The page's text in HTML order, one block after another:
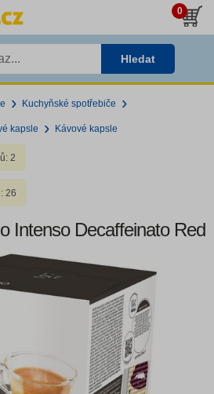
0
Hledat
Kuchyňské spotřebiče
kapsle Kávové kapsle
2
26
Intenso Decaffeinato Red